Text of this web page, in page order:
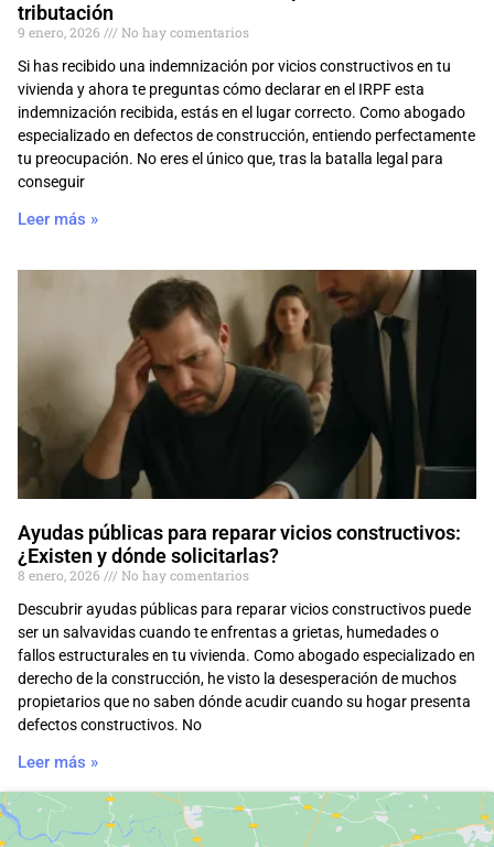
tributación
9 enero, 2026
No hay comentarios
Si has recibido una indemnización por vicios constructivos en tu
vivienda y ahora te preguntas cómo declarar en el IRPF esta
indemnización recibida, estás en el lugar correcto. Como abogado
especializado en defectos de construcción, entiendo perfectamente
tu preocupación. No eres el único que, tras la batalla legal para
conseguir
Leer más »
Ayudas públicas para reparar vicios constructivos:
¿Existen y dónde solicitarlas?
8 enero, 2026
No hay comentarios
Descubrir ayudas públicas para reparar vicios constructivos puede
ser un salvavidas cuando te enfrentas a grietas, humedades o
fallos estructurales en tu vivienda. Como abogado especializado en
derecho de la construcción, he visto la desesperación de muchos
propietarios que no saben dónde acudir cuando su hogar presenta
defectos constructivos. No
Leer más »